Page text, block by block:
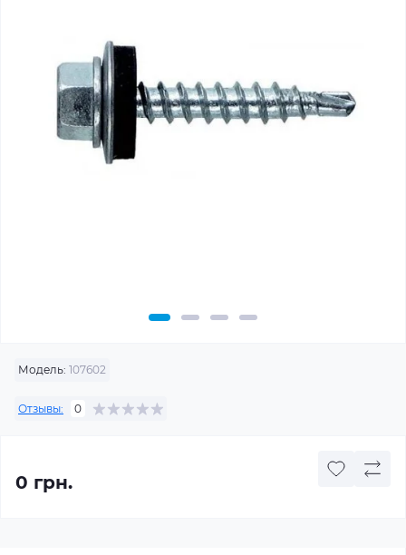
Модель: 107602
Отзывы: 0
0 грн.